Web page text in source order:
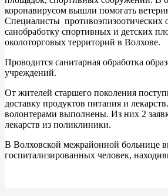
коронавирусом вышли помогать
Специалисты противоэпизоотических
санобработку спортивных и детских
околоторговых территорий в Волхове.
Проводится санитарная обработка
учреждений.
От жителей старшего поколения
доставку продуктов питания и
волонтерами выполнены. Из них 2
лекарств из поликлиники.
В Волховской межрайонной больнице
госпитализированных человек,